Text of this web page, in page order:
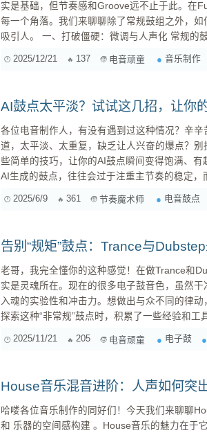
实是基础，但节奏感和Groove远不止于此。在
每一个角落。我们来聊聊除了常规鼓组之外，
吸引人。 一、打破僵硬：微调与人声化 常规的鼓组固然重要，但它们往往“太完美”了，不够人性
2025/12/21 137 电音顽童 音乐制作
AI鼓点太平淡？试试这几招，让你
各位电音制作人，有没有遇到过这种情况？辛
道，太平淡、太重复，缺乏让人兴奋的爆点？
些简单的技巧，让你的AI鼓点瞬间变得饱满、有趣，充满活力！ 一、 丰
AI生成的鼓点，往往会过于注重主节奏的稳定
里只有Kick和Snare，是不是会觉得很无聊？所
丰富鼓点的层次。 加入Hi-Hat的变...
2025/6/9 361 节奏魔术师 电音鼓点
告别“规矩”鼓点：Trance与
老哥，我完全懂你的这种感觉！在做Trance和
实是灵魂所在。现在的很多电子鼓音色，虽然
入魂的实验性和冲击力。想做出与众不同的律动，
探索这种“非常规”鼓点时，积累了一些经验和工具，希望能给
2025/11/21 205 电音顽童 电子鼓
House音乐混音进阶：人声如何突
哈喽各位音乐制作的同好们！今天我们来聊聊
和 乐器的空间感构建 。House音乐的魅力在于